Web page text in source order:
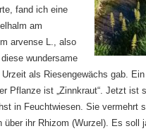
fand ich eine
am
arvense L., also
wundersame
als Riesengewächs gab.
Pflanze ist „Zinnkraut“. Jetzt ist
in Feuchtwiesen. Sie vermehrt
über ihr Rhizom (Wurzel). Es soll